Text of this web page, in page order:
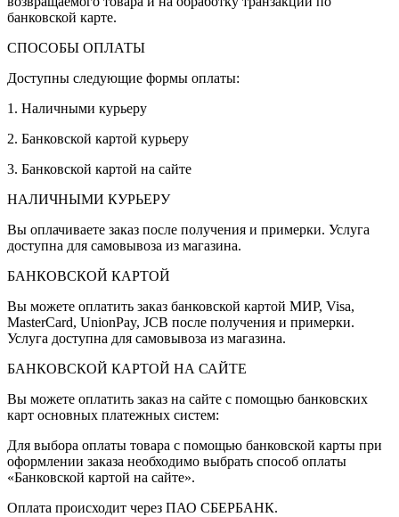
банковской карте.
СПОСОБЫ ОПЛАТЫ
Доступны следующие формы оплаты:
1. Наличными курьеру
2. Банковской картой курьеру
3. Банковской картой на сайте
НАЛИЧНЫМИ КУРЬЕРУ
Вы оплачиваете заказ после получения и примерки. Услуга
доступна для самовывоза из магазина.
БАНКОВСКОЙ КАРТОЙ
Вы можете оплатить заказ банковской картой МИР, Visa,
MasterCard, UnionPay, JCB после получения и примерки.
Услуга доступна для самовывоза из магазина.
БАНКОВСКОЙ КАРТОЙ НА САЙТЕ
Вы можете оплатить заказ на сайте с помощью банковских
карт основных платежных систем:
Для выбора оплаты товара с помощью банковской карты при
оформлении заказа необходимо выбрать способ оплаты
«Банковской картой на сайте».
Оплата происходит через ПАО СБЕРБАНК.